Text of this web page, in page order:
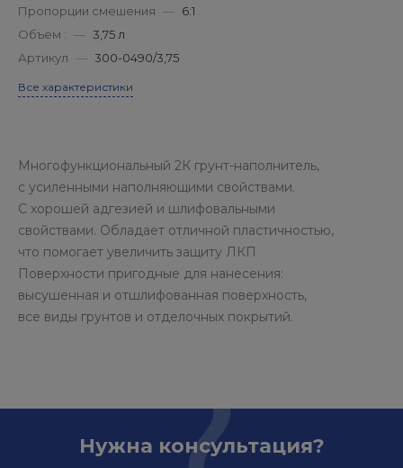
Пропорции смешения — 6:1
Объем : — 3,75 л
Артикул — 300-0490/3,75
Все характеристики
Многофункциональный 2К грунт-наполнитель,
с усиленными наполняющими свойствами.
С хорошей адгезией и шлифовальными
свойствами. Обладает отличной пластичностью,
что помогает увеличить защиту ЛКП
Поверхности пригодные для нанесения:
высушенная и отшлифованная поверхность,
все виды грунтов и отделочных покрытий.
Нужна консультация?